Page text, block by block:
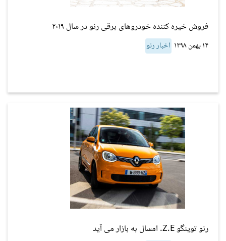
فروش خیره کننده خودروهای برقی رنو در سال ۲۰۱۹
۱۴ بهمن ۱۳۹۸ اخبار رنو
رنو توینگو Z.E. امسال به بازار می آید